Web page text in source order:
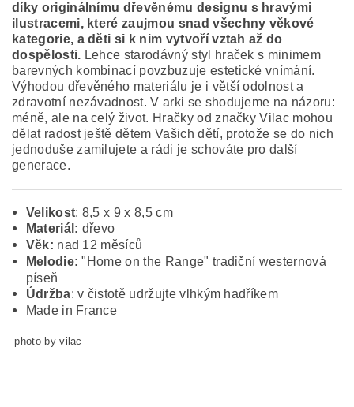
díky originálnímu dřevěnému designu s hravými
ilustracemi, které zaujmou snad všechny věkové
kategorie, a děti si k nim vytvoří vztah až do
dospělosti. Lehce starodávný styl hraček s minimem
barevných kombinací povzbuzuje estetické vnímání.
Výhodou dřevěného materiálu je i větší odolnost a
zdravotní nezávadnost. V arki se shodujeme na názoru:
méně, ale na celý život. Hračky od značky Vilac mohou
dělat radost ještě dětem Vašich dětí, protože se do nich
jednoduše zamilujete a rádi je schováte pro další
generace.
Velikost: 8,5 x 9 x 8,5 cm
Materiál: dřevo
Věk: nad 12 měsíců
Melodie: "Home on the Range" tradiční westernová
píseň
Údržba: v čistotě udržujte vlhkým hadříkem
Made in France
photo by vilac